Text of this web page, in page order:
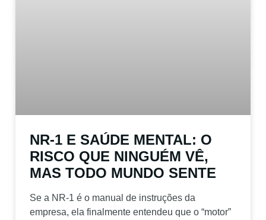
NR-1 E SAÚDE MENTAL: O
RISCO QUE NINGUÉM VÊ,
MAS TODO MUNDO SENTE
Se a NR-1 é o manual de instruções da
empresa, ela finalmente entendeu que o “motor”